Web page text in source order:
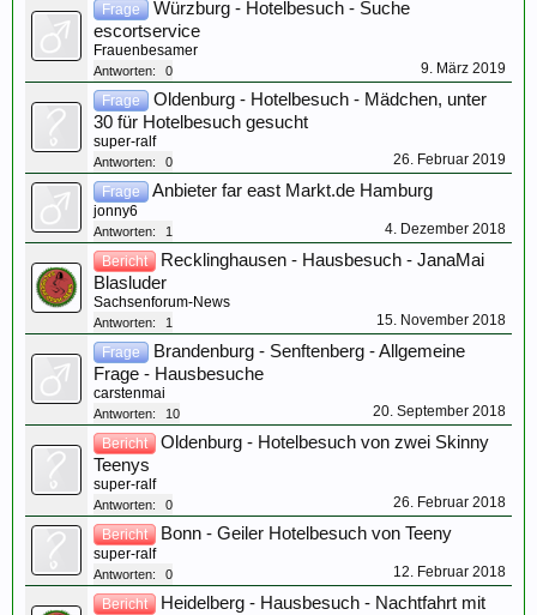
Frage
Würzburg - Hotelbesuch - Suche
escortservice
Frauenbesamer
Antworten: 0 9. März 2019
Frage
Oldenburg - Hotelbesuch - Mädchen, unter
30 für Hotelbesuch gesucht
super-ralf
Antworten: 0 26. Februar 2019
Frage Anbieter far east Markt.de Hamburg
jonny6
Antworten: 1 4. Dezember 2018
Bericht
Recklinghausen - Hausbesuch - JanaMai
Blasluder
Sachsenforum-News
Antworten: 1 15. November 2018
Frage
Brandenburg - Senftenberg - Allgemeine
Frage - Hausbesuche
carstenmai
Antworten: 10 20. September 2018
Bericht
Oldenburg - Hotelbesuch von zwei Skinny
Teenys
super-ralf
Antworten: 0 26. Februar 2018
Bericht Bonn - Geiler Hotelbesuch von Teeny
super-ralf
Antworten: 0 12. Februar 2018
Bericht
Heidelberg - Hausbesuch - Nachtfahrt mit